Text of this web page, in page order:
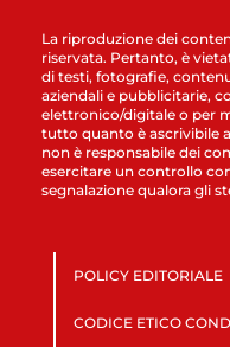
La riproduzione dei
riservata. Pertanto, è
di testi, fotografie,
aziendali e pubblicitarie,
elettronico/digitale o per
tutto quanto è ascrivibile
non è responsabile dei
esercitare un controllo
segnalazione qualora gli
POLICY EDITORIALE
CODICE ETICO